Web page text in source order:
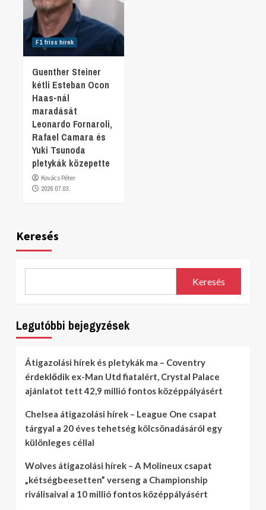
F1 friss hírek
Guenther Steiner
kétli Esteban Ocon
Haas-nál
maradását
Leonardo Fornaroli,
Rafael Camara és
Yuki Tsunoda
pletykák közepette
Kovács Péter
2026.07.03.
Keresés
Keresés
Legutóbbi bejegyzések
Átigazolási hírek és pletykák ma – Coventry
érdeklődik ex-Man Utd fiatalért, Crystal Palace
ajánlatot tett 42,9 millió fontos középpályásért
Chelsea átigazolási hírek – League One csapat
tárgyal a 20 éves tehetség kölcsönadásáról egy
különleges céllal
Wolves átigazolási hírek – A Molineux csapat
„kétségbeesetten” verseng a Championship
riválisaival a 10 millió fontos középpályásért